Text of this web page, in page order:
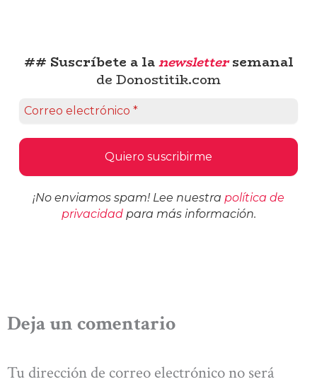
## Suscríbete a lanewslettersemanal
de Donostitik.com
¡No enviamos spam! Lee nuestra política de
privacidadpara más información.
Deja un comentario
Tu dirección de correo electrónico no será